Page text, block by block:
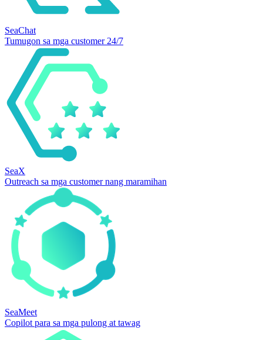
SeaChat
Tumugon sa mga customer 24/7
SeaX
Outreach sa mga customer nang maramihan
SeaMeet
Copilot para sa mga pulong at tawag